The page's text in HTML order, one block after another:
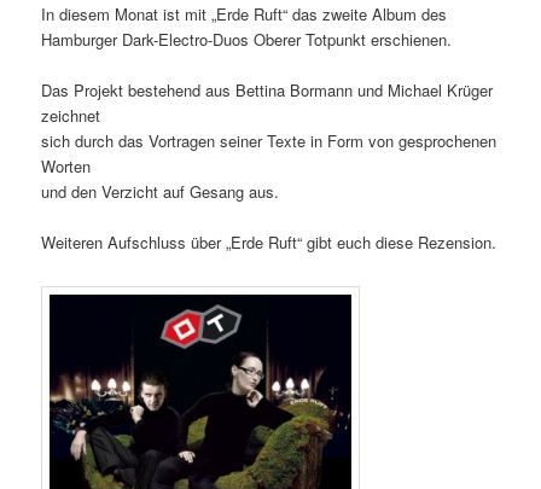
In diesem Monat ist mit „Erde Ruft“ das zweite Album des
Hamburger Dark-Electro-Duos Oberer Totpunkt erschienen.
Das Projekt bestehend aus Bettina Bormann und Michael Krüger
zeichnet
sich durch das Vortragen seiner Texte in Form von gesprochenen
Worten
und den Verzicht auf Gesang aus.
Weiteren Aufschluss über „Erde Ruft“ gibt euch diese Rezension.